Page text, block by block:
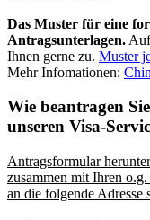
Das Muster für eine
Antragsunterlagen.
Ihnen gerne zu. Muster
Mehr Infomationen:
Wie beantragen
unseren Visa-
Antragsformular
zusammen mit Ihren
an die folgende Adresse